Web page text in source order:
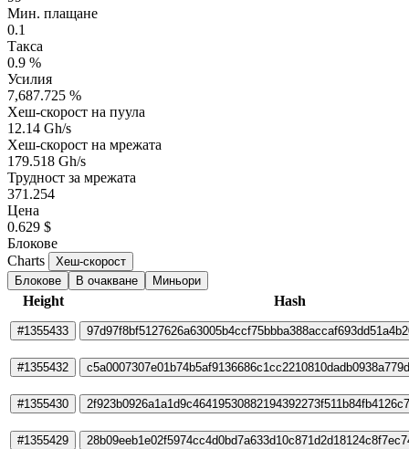
Мин. плащане
0.1
Такса
0.9 %
Усилия
7,687.725 %
Хеш-скорост на пуула
12.14 Gh/s
Хеш-скорост на мрежата
179.518 Gh/s
Трудност за мрежата
371.254
Цена
0.629 $
Блокове
Charts
Хеш-скорост
Блокове
В очакване Миньори
Height Hash
#1355433
#1355432
#1355430
#1355429